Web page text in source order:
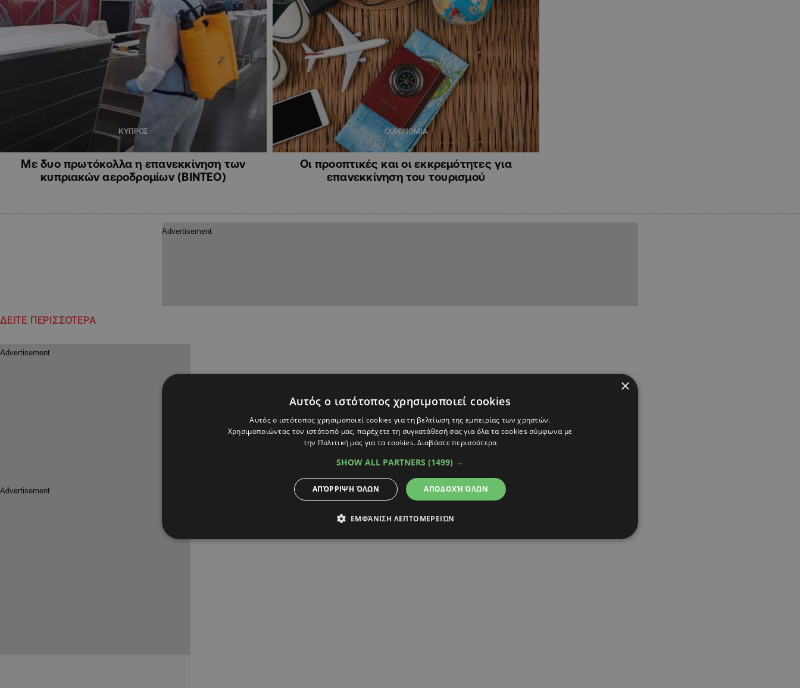
ΚΥΠΡΟΣ
Με δυο πρωτόκολλα η επανεκκίνηση των
κυπριακών αεροδρομίων (ΒΙΝΤΕΟ)
ΟΙΚΟΝΟΜΙΑ
Οι προοπτικές και οι εκκρεμότητες για
επανεκκίνηση του τουρισμού
ΔΕΙΤΕ ΠΕΡΙΣΣΟΤΕΡΑ
×
Αυτός ο ιστότοπος χρησιμοποιεί cookies
Αυτός ο ιστότοπος χρησιμοποιεί cookies για τη βελτίωση της εμπειρίας των χρηστών.
Χρησιμοποιώντας τον ιστότοπό μας, παρέχετε τη συγκατάθεσή σας για όλα τα cookies σύμφωνα με
την Πολιτική μας για τα cookies.Διαβάστε περισσότερα
SHOW ALL PARTNERS (1499) →
ΑΠΟΔΟΧΉ ΌΛΩΝ
ΑΠΌΡΡΙΨΗ ΌΛΩΝ
ΕΜΦΆΝΙΣΗ ΛΕΠΤΟΜΕΡΕΙΏΝ